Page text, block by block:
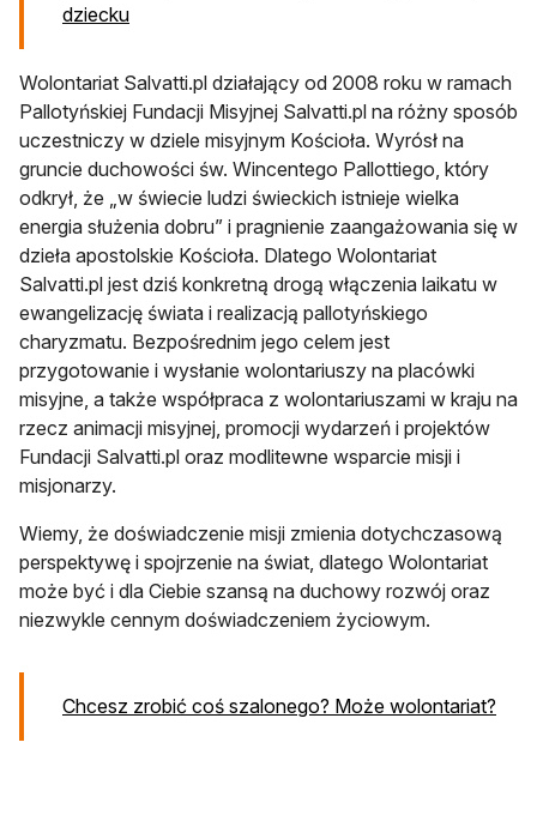
dzieckuotwiera się w nowej karcie
Wolontariat Salvatti.pl działający od 2008 roku w ramach
Pallotyńskiej Fundacji Misyjnej Salvatti.pl na różny sposób
uczestniczy w dziele misyjnym Kościoła. Wyrósł na
gruncie duchowości św. Wincentego Pallottiego, który
odkrył, że „w świecie ludzi świeckich istnieje wielka
energia służenia dobru” i pragnienie zaangażowania się w
dzieła apostolskie Kościoła. Dlatego Wolontariat
Salvatti.pl jest dziś konkretną drogą włączenia laikatu w
ewangelizację świata i realizacją pallotyńskiego
charyzmatu. Bezpośrednim jego celem jest
przygotowanie i wysłanie wolontariuszy na placówki
misyjne, a także współpraca z wolontariuszami w kraju na
rzecz animacji misyjnej, promocji wydarzeń i projektów
Fundacji Salvatti.pl oraz modlitewne wsparcie misji i
misjonarzy.
Wiemy, że doświadczenie misji zmienia dotychczasową
perspektywę i spojrzenie na świat, dlatego Wolontariat
może być i dla Ciebie szansą na duchowy rozwój oraz
niezwykle cennym doświadczeniem życiowym.
Chcesz zrobić coś szalonego? Może wolontariat?